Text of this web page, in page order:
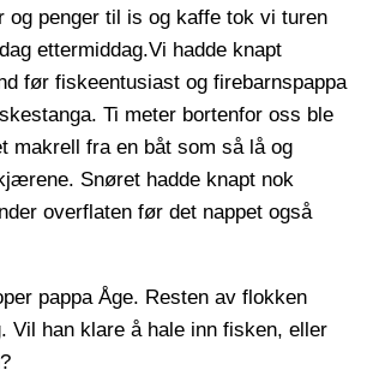
og penger til is og kaffe tok vi turen
ettermiddag.Vi hadde knapt
før fiskeentusiast og firebarnspappa
Ti meter bortenfor oss ble
makrell fra en båt som så lå og
Snøret hadde knapt nok
overflaten før det nappet også
pappa Åge. Resten av flokken
Vil han klare å hale inn fisken, eller